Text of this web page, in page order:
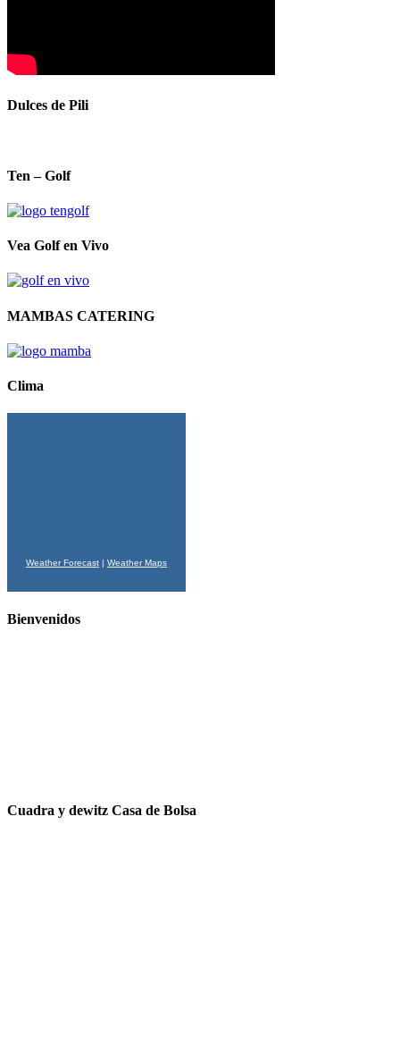
Dulces de Pili
Ten – Golf
Vea Golf en Vivo
MAMBAS CATERING
Clima
Weather Forecast Weather Maps
Bienvenidos
Cuadra y dewitz Casa de Bolsa